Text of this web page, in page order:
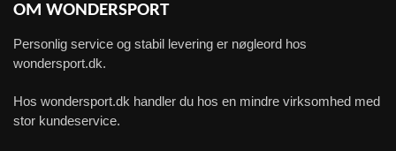
OM WONDERSPORT
Personlig service og stabil levering er nøgleord hos
wondersport.dk.
Hos wondersport.dk handler du hos en mindre virksomhed med
stor kundeservice.